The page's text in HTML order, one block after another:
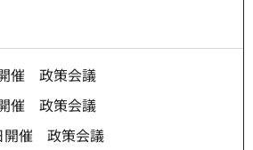
催 政策会議
催 政策会議
開催 政策会議